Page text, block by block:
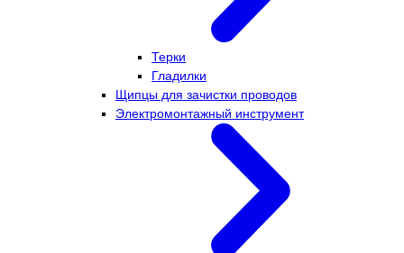
Терки
Гладилки
Щипцы для зачистки проводов
Электромонтажный инструмент